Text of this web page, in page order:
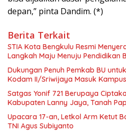
depan,” pinta Dandim. (*)
Berita Terkait
STIA Kota Bengkulu Resmi
Langkah Maju Menuju Pendidikan
Dukungan Penuh Pemkab BU
Kodam II/Sriwijaya Masuk
Satgas Yonif 721 Berupaya
Kabupaten Lanny Jaya, Tanah
Upacara 17-an, Letkol Arm Ketut
TNI Agus Subiyanto